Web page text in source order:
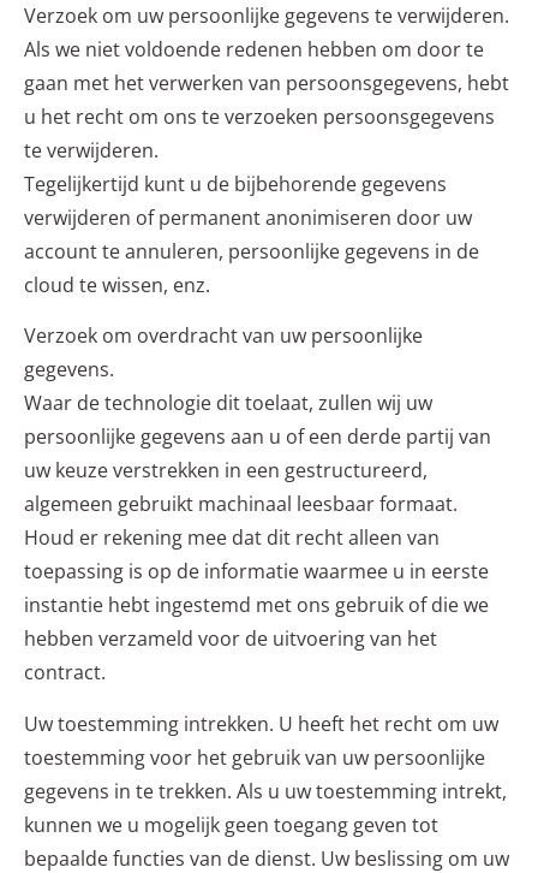
Verzoek om uw persoonlijke gegevens te verwijderen.
Als we niet voldoende redenen hebben om door te
gaan met het verwerken van persoonsgegevens, hebt
u het recht om ons te verzoeken persoonsgegevens
te verwijderen.
Tegelijkertijd kunt u de bijbehorende gegevens
verwijderen of permanent anonimiseren door uw
account te annuleren, persoonlijke gegevens in de
cloud te wissen, enz.
Verzoek om overdracht van uw persoonlijke
gegevens.
Waar de technologie dit toelaat, zullen wij uw
persoonlijke gegevens aan u of een derde partij van
uw keuze verstrekken in een gestructureerd,
algemeen gebruikt machinaal leesbaar formaat.
Houd er rekening mee dat dit recht alleen van
toepassing is op de informatie waarmee u in eerste
instantie hebt ingestemd met ons gebruik of die we
hebben verzameld voor de uitvoering van het
contract.
Uw toestemming intrekken. U heeft het recht om uw
toestemming voor het gebruik van uw persoonlijke
gegevens in te trekken. Als u uw toestemming intrekt,
kunnen we u mogelijk geen toegang geven tot
bepaalde functies van de dienst. Uw beslissing om uw